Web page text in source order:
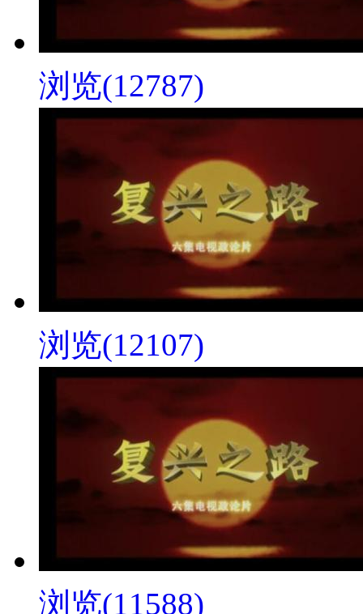
浏览(12787)
浏览(12107)
浏览(11588)